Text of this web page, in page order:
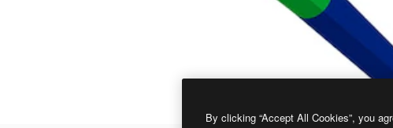
By clicking “Accept All Cookies”, you